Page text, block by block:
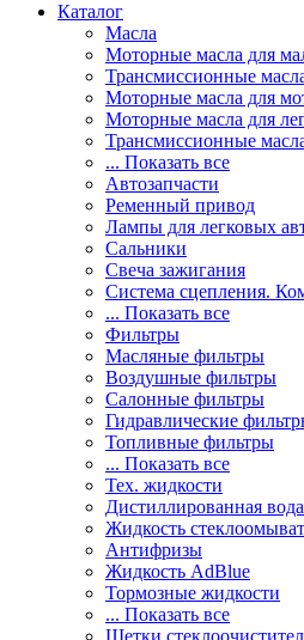
Каталог
Масла
Моторные масла для
Трансмиссионные
Моторные масла для
Моторные масла для
Трансмиссионные
... Показать все
Автозапчасти
Ременный привод
Лампы для легковых
Сальники
Свеча зажигания
Система сцепления.
... Показать все
Фильтры
Масляные фильтры
Воздушные фильтры
Салонные фильтры
Гидравлические
Топливные фильтры
... Показать все
Тех. жидкости
Дистиллированная вода
Жидкость
Антифризы
Жидкость AdBlue
Тормозные жидкости
... Показать все
Щетки